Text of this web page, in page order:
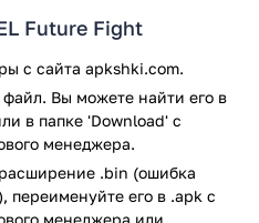
апокалипсиса несколько
для предотвращения
попадают три персонажа:
Future Fight
с сайта apkshki.com.
Вы можете найти его в
в папке 'Download' с
менеджера.
.bin (ошибка
переименуйте его в .apk с
менеджера или